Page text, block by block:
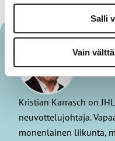
Salli
Vain
Kristian
Kristian Karrasch on
neuvottelujohtaja.
monenlainen liikunta,